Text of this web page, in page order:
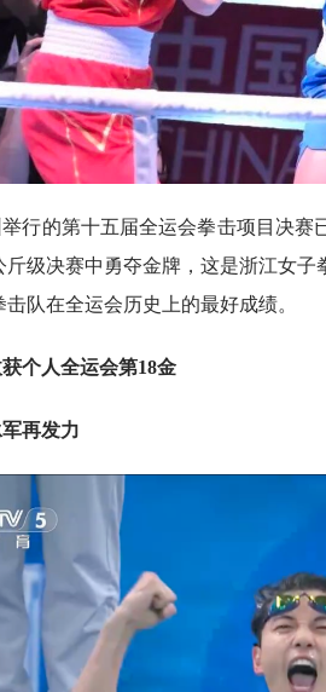
行的第十五届全运会拳击项目决赛
斤级决赛中勇夺金牌，这是浙江女
队在全运会历史上的最好成绩。
个人全运会第18金
再发力